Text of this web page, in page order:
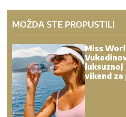
MOŽDA STE PROPUSTILI
Miss
vikend za